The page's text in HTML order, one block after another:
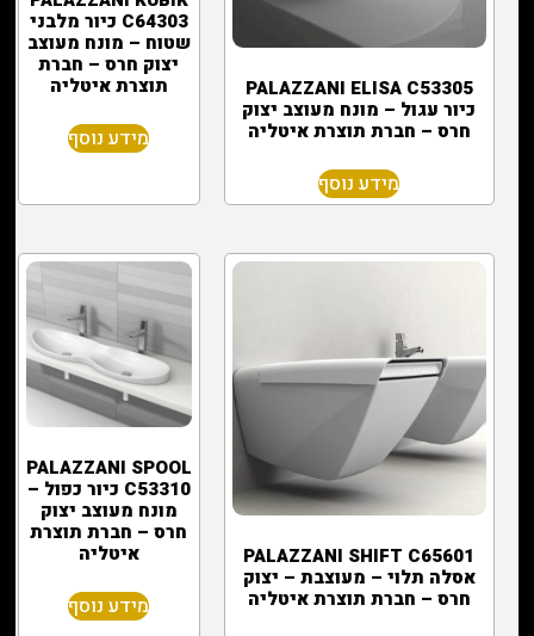
PALAZZANI ELISA C53305
כיור עגול – מונח מעוצב יצוק
חרס – חברת תוצרת איטליה
מידע נוסף
C64303 כיור מלבני
שטוח – מונח מעוצב
יצוק חרס – חברת
תוצרת איטליה
מידע נוסף
PALAZZANI SHIFT C65601
אסלה תלוי – מעוצבת – יצוק
חרס – חברת תוצרת איטליה
PALAZZANI SPOOL
C53310 כיור כפול –
מונח מעוצב יצוק
חרס – חברת תוצרת
איטליה
מידע נוסף